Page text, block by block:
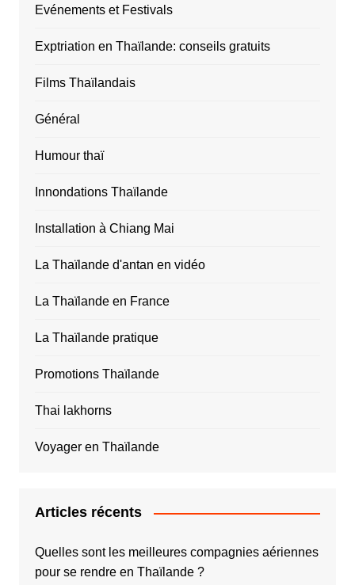
Evénements et Festivals
Exptriation en Thaïlande: conseils gratuits
Films Thaïlandais
Général
Humour thaï
Innondations Thaïlande
Installation à Chiang Mai
La Thaïlande d'antan en vidéo
La Thaïlande en France
La Thaïlande pratique
Promotions Thaïlande
Thai lakhorns
Voyager en Thaïlande
Articles récents
Quelles sont les meilleures compagnies aériennes
pour se rendre en Thaïlande ?